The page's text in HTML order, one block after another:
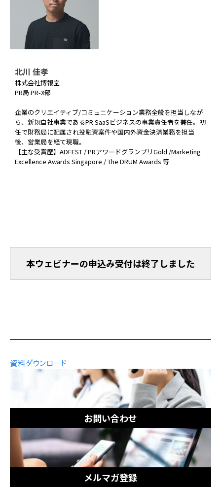
北川 佳孝
株式会社博報堂
PR局 PR-X部
企業のクリエイティブ/コミュニケーション業務全般を担当しなが
ら、新規自社事業であるPR SaaSビジネスの事業責任者を兼任。初
任で財務局に配属され投融資案件や国内外資金決済業務を担当
後、営業局を経て現職。
【主な受賞歴】ADFEST / PRアワードグランプリGold /Marketing
Excellence Awards Singapore / The DRUM Awards 等
本ウェビナーの申込み受付は終了しました
お問い合わせ
メルマガ登録